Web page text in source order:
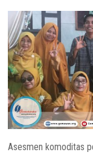
Asesmen komoditas